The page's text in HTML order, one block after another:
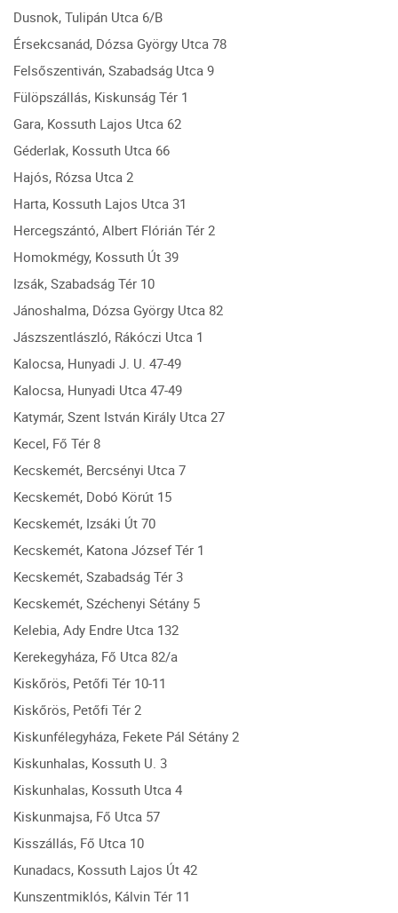
Dusnok, Tulipán Utca 6/B
Érsekcsanád, Dózsa György Utca 78
Felsőszentiván, Szabadság Utca 9
Fülöpszállás, Kiskunság Tér 1
Gara, Kossuth Lajos Utca 62
Géderlak, Kossuth Utca 66
Hajós, Rózsa Utca 2
Harta, Kossuth Lajos Utca 31
Hercegszántó, Albert Flórián Tér 2
Homokmégy, Kossuth Út 39
Izsák, Szabadság Tér 10
Jánoshalma, Dózsa György Utca 82
Jászszentlászló, Rákóczi Utca 1
Kalocsa, Hunyadi J. U. 47-49
Kalocsa, Hunyadi Utca 47-49
Katymár, Szent István Király Utca 27
Kecel, Fő Tér 8
Kecskemét, Bercsényi Utca 7
Kecskemét, Dobó Körút 15
Kecskemét, Izsáki Út 70
Kecskemét, Katona József Tér 1
Kecskemét, Szabadság Tér 3
Kecskemét, Széchenyi Sétány 5
Kelebia, Ady Endre Utca 132
Kerekegyháza, Fő Utca 82/a
Kiskőrös, Petőfi Tér 10-11
Kiskőrös, Petőfi Tér 2
Kiskunfélegyháza, Fekete Pál Sétány 2
Kiskunhalas, Kossuth U. 3
Kiskunhalas, Kossuth Utca 4
Kiskunmajsa, Fő Utca 57
Kisszállás, Fő Utca 10
Kunadacs, Kossuth Lajos Út 42
Kunszentmiklós, Kálvin Tér 11